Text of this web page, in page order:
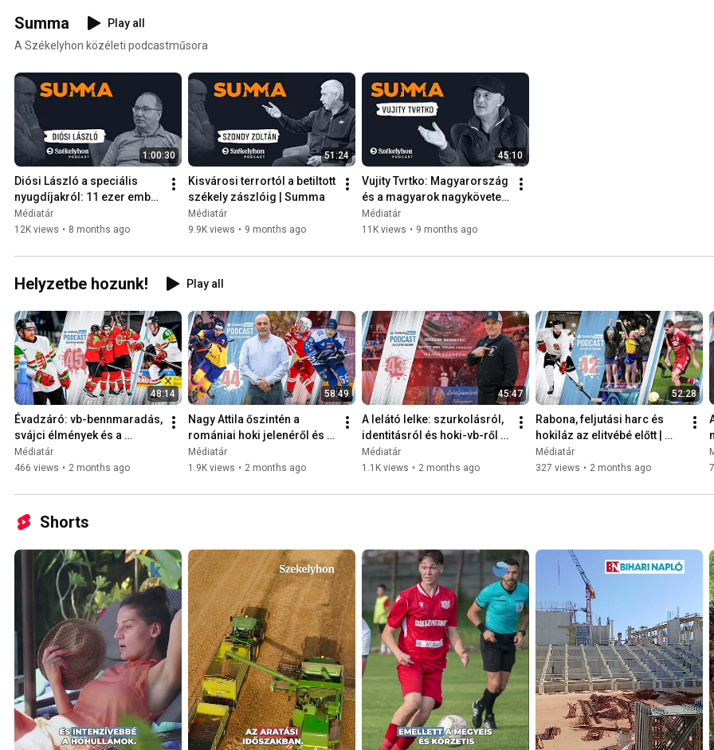
Summa
Play all
A Székelyhon közéleti podcastműsora
1:00:30
Diósi László a speciális
nyugdíjakról: 11 ezer ember
viszi el a GDP 1,2 százalékát
| Summa
Médiatár
12K views • 8 months ago
51:24
Kisvárosi terrortól a betiltott
székely zászlóig | Summa
Médiatár
9.9K views • 9 months ago
45:10
Vujity Tvrtko: Magyarország
és a magyarok nagykövetei
vagyunk | Summa
Médiatár
11K views • 9 months ago
Helyzetbe hozunk! Play all
48:14
Évadzáró: vb-bennmaradás,
svájci élmények és a
szezon legnagyobb sikerei |
Helyzetbe hozunk!
Médiatár
466 views • 2 months ago
58:49
Nagy Attila őszintén a
romániai hoki jelenéről és
jövőjéről | Helyzetbe
hozunk!
Médiatár
1.9K views • 2 months ago
45:47
A lelátó lelke: szurkolásról,
identitásról és hoki-vb-ről
Tamás Lászlóval | Helyzetbe
hozunk!
Médiatár
1.1K views • 2 months ago
52:28
Rabona, feljutási harc és
hokiláz az elitvébé előtt |
Helyzetbe hozunk!
Médiatár
327 views • 2 months ago
Shorts